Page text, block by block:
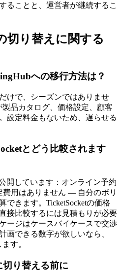
ることと、運営者が継続するこ
切り替えに関する
への移行方法は？
けで、シーズンではありませ
製品カタログ、価格設定、顧客
設定料金もないため、遅らせる
とどう比較されます
開しています：オンライン予約
費用はありません — 自分のボリ
できます。TicketSocketの価格
接比較するには見積もりが必要
ージはケースバイケースで交渉
画できる数字が欲しいなら、
す。
切り替える前に